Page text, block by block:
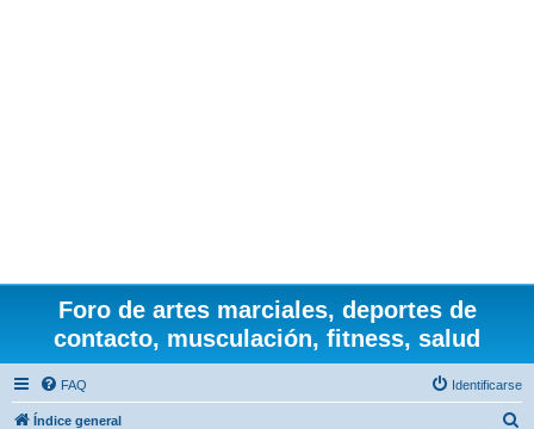
Foro de artes marciales, deportes de
contacto, musculación, fitness, salud
FAQ Identificarse
Índice general